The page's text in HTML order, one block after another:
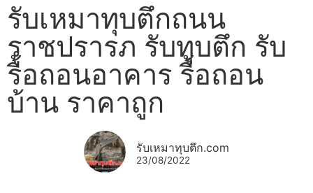
รับเหมาทุบตึกถนน
ราชปรารภ รับทุบตึก รับ
รื้อถอนอาคาร รื้อถอน
บ้าน ราคาถูก
รับเหมาทุบตึก.com
23/08/2022